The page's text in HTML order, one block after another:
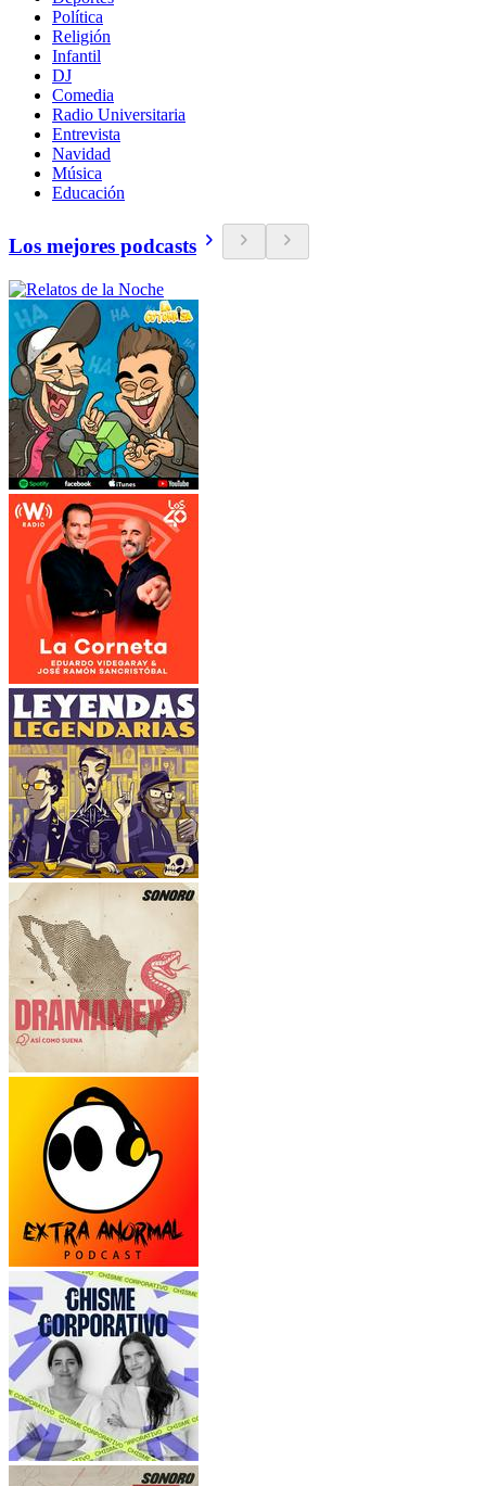
Política
Religión
Infantil
DJ
Comedia
Radio Universitaria
Entrevista
Navidad
Música
Educación
Los mejores podcasts